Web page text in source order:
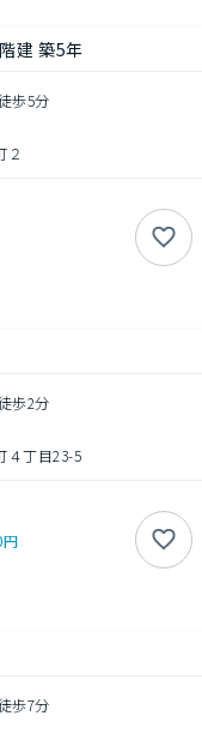
建 築5年
歩5分
２
歩2分
４丁目23-5
歩7分